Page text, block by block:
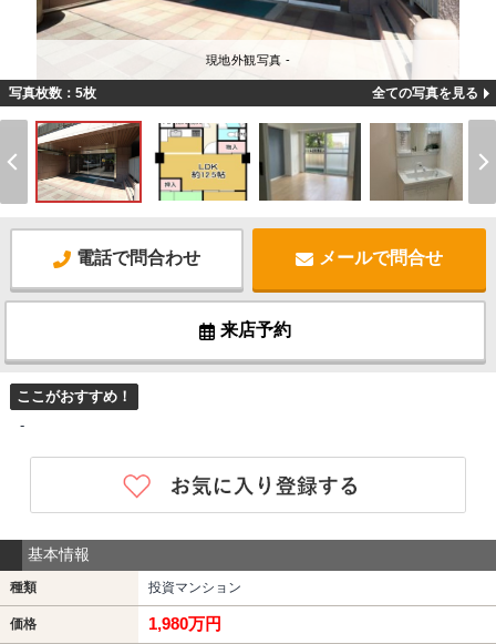
現地外観写真 -
写真枚数：5枚 全ての写真を見る
電話で問合わせ メールで問合せ
来店予約
ここがおすすめ！
-
基本情報
種類 投資マンション
価格 1,980万円